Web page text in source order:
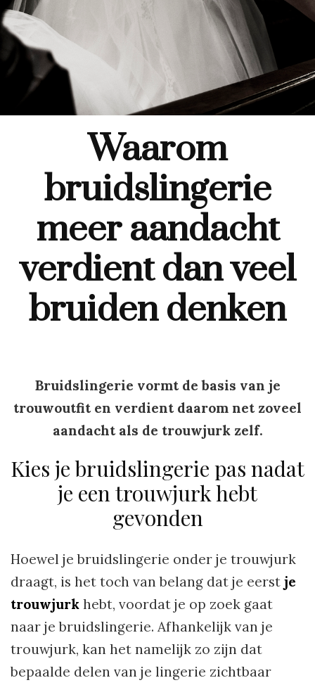
Waarom
bruidslingerie
meer aandacht
verdient dan veel
bruiden denken
Bruidslingerie vormt de basis van je
trouwoutfit en verdient daarom net zoveel
aandacht als de trouwjurk zelf.
Kies je bruidslingerie pas nadat
je een trouwjurk hebt
gevonden
Hoewel je bruidslingerie onder je trouwjurk
draagt, is het toch van belang dat je eerst je
trouwjurk hebt, voordat je op zoek gaat
naar je bruidslingerie. Afhankelijk van je
trouwjurk, kan het namelijk zo zijn dat
bepaalde delen van je lingerie zichtbaar